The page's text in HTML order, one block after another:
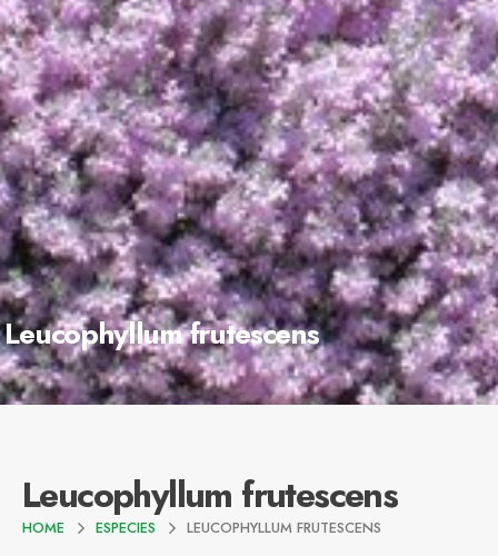
Leucophyllum frutescens
Leucophyllum frutescens
HOME ESPECIES LEUCOPHYLLUM FRUTESCENS